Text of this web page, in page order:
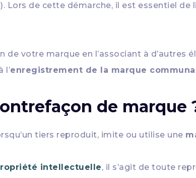
). Lors de cette démarche, il est essentiel de
votre marque en l’associant à d’autres
l’enregistrement de la marque
de marque
tiers reproduit, imite ou utilise une
intellectuelle, il s’agit de toute